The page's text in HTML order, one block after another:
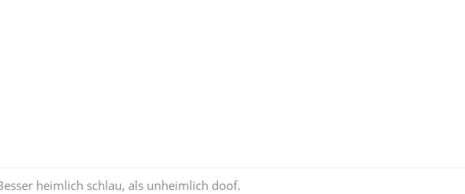
heimlich schlau, als unheimlich doof.